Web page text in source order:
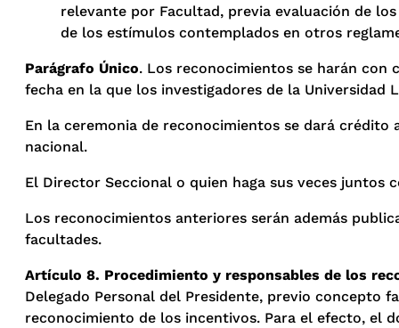
relevante por Facultad, previa evaluación de
de los estímulos contemplados en otros
Parágrafo Único. Los reconocimientos se harán con
fecha en la que los investigadores de la Universidad
En la ceremonia de reconocimientos se dará
nacional.
El Director Seccional o quien haga sus veces
Los reconocimientos anteriores serán además
facultades.
Artículo 8. Procedimiento y responsables de los
Delegado Personal del Presidente, previo concepto
reconocimiento de los incentivos. Para el efecto, el